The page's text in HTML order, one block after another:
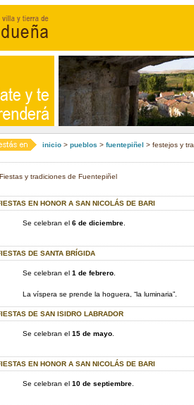
inicio > pueblos > fuentepiñel > festejos y
Fiestas y tradiciones de Fuentepiñel
EN HONOR A SAN NICOLÁS DE BARI
Se celebran el 6 de diciembre
DE SANTA BRÍGIDA
Se celebran el 1 de febrero
La víspera se prende la hoguera, “la luminaria”.
DE SAN ISIDRO LABRADOR
Se celebran el 15 de mayo
EN HONOR A SAN NICOLÁS DE BARI
Se celebran el 10 de septiembre